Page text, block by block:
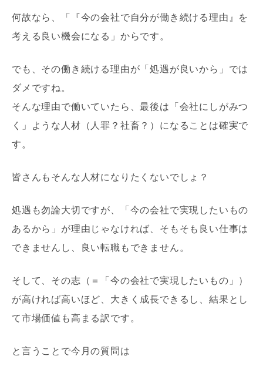
何故なら、「『今の会社で自分が働き続ける理由』を
考える良い機会になる」からです。
でも、その働き続ける理由が「処遇が良いから」では
ダメですね。
そんな理由で働いていたら、最後は「会社にしがみつ
く」ような人材（人罪？社畜？）になることは確実で
す。
皆さんもそんな人材になりたくないでしょ？
処遇も勿論大切ですが、「今の会社で実現したいもの
あるから」が理由じゃなければ、そもそも良い仕事は
できませんし、良い転職もできません。
そして、その志（＝「今の会社で実現したいもの」）
が高ければ高いほど、大きく成長できるし、結果とし
て市場価値も高まる訳です。
と言うことで今月の質問は